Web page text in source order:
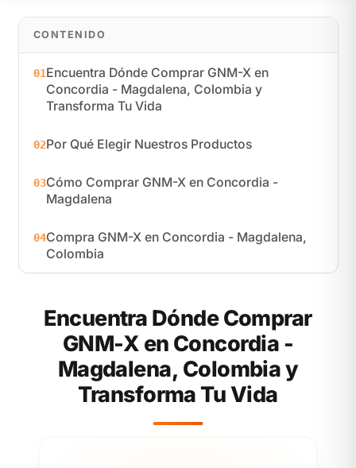
CONTENIDO
01Encuentra Dónde Comprar GNM-X en
Concordia - Magdalena, Colombia y
Transforma Tu Vida
02Por Qué Elegir Nuestros Productos
03Cómo Comprar GNM-X en Concordia -
Magdalena
04Compra GNM-X en Concordia - Magdalena,
Colombia
Encuentra Dónde Comprar
GNM-X en Concordia -
Magdalena, Colombia y
Transforma Tu Vida